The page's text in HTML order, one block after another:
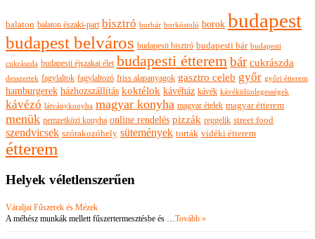
balaton balaton északi-part bisztró borbár borkóstoló borok budapest
budapest belváros budapesti bisztró budapesti bár budapesti
cukrászda budapesti éjszakai élet budapesti étterembár cukrászda
desszertek fagylaltok fagylaltozó friss alapanyagok gasztro celeb győr győri étterem
hamburgerek házhozszállítás koktélok kávéház kávék kávékülönlegességek
kávézó látványkonyha magyar konyha magyar ételek magyar étterem
menük nemzetközi konyha online rendelés pizzák reggelik street food
szendvicsek szórakozóhely sütemények torták vidéki étterem
étterem
Helyek véletlenszerűen
Váraljai Fűszerek és Mézek
A méhész munkák mellett fűszertermesztésbe és …Tovább »